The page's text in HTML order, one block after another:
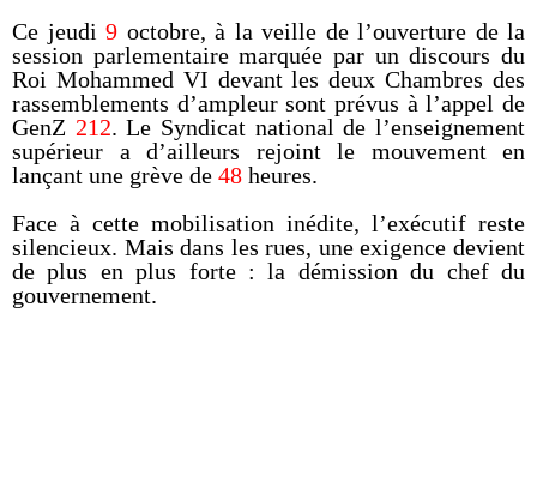
Ce jeudi 9 octobre, à la veille de l’ouverture de la
session parlementaire marquée par un discours du
Roi Mohammed VI devant les deux Chambres des
rassemblements d’ampleur sont prévus à l’appel de
GenZ 212. Le Syndicat national de l’enseignement
supérieur a d’ailleurs rejoint le mouvement en
lançant une grève de 48 heures.
Face à cette mobilisation inédite, l’exécutif reste
silencieux. Mais dans les rues, une exigence devient
de plus en plus forte : la démission du chef du
gouvernement.